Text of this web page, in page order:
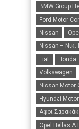
BMW Group
Ford Motor
Nissan
Opel
Nissan – Νικ.
Fiat
Honda
Volkswagen
Nissan Motor
Hyundai Motor
Αφοι
Opel Hellas